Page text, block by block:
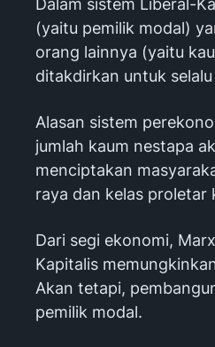
Dalam sistem Liberal-
(yaitu pemilik modal)
orang lainnya (yaitu
ditakdirkan untuk
Alasan sistem
jumlah kaum nestapa
menciptakan
raya dan kelas proletar
Dari segi ekonomi,
Kapitalis
Akan tetapi,
pemilik modal.